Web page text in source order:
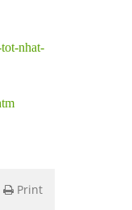
nhat-
Print